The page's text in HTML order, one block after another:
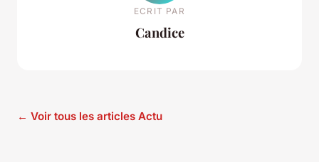
ECRIT PAR
Candice
← Voir tous les articles Actu